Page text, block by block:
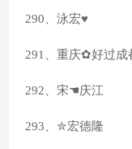
290、泳宏♥
291、重庆✿好过成
292、宋☚庆江
293、✮宏德隆